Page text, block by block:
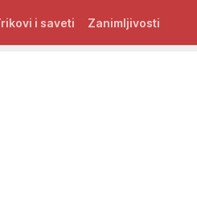
i saveti Zanimljivosti